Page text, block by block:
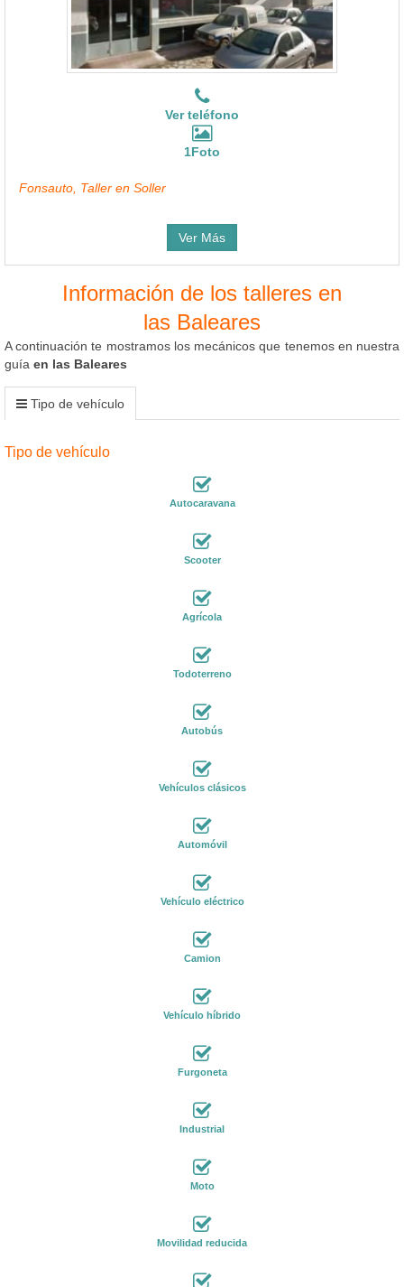
Ver teléfono
1Foto
Fonsauto, Taller en Soller
Ver Más
Información de los talleres en
las Baleares
A continuación te mostramos los mecánicos que tenemos en nuestra
guía en las Baleares
Tipo de vehículo
Tipo de vehículo
Autocaravana
Scooter
Agrícola
Todoterreno
Autobús
Vehículos clásicos
Automóvil
Vehículo eléctrico
Camion
Vehículo híbrido
Furgoneta
Industrial
Moto
Movilidad reducida